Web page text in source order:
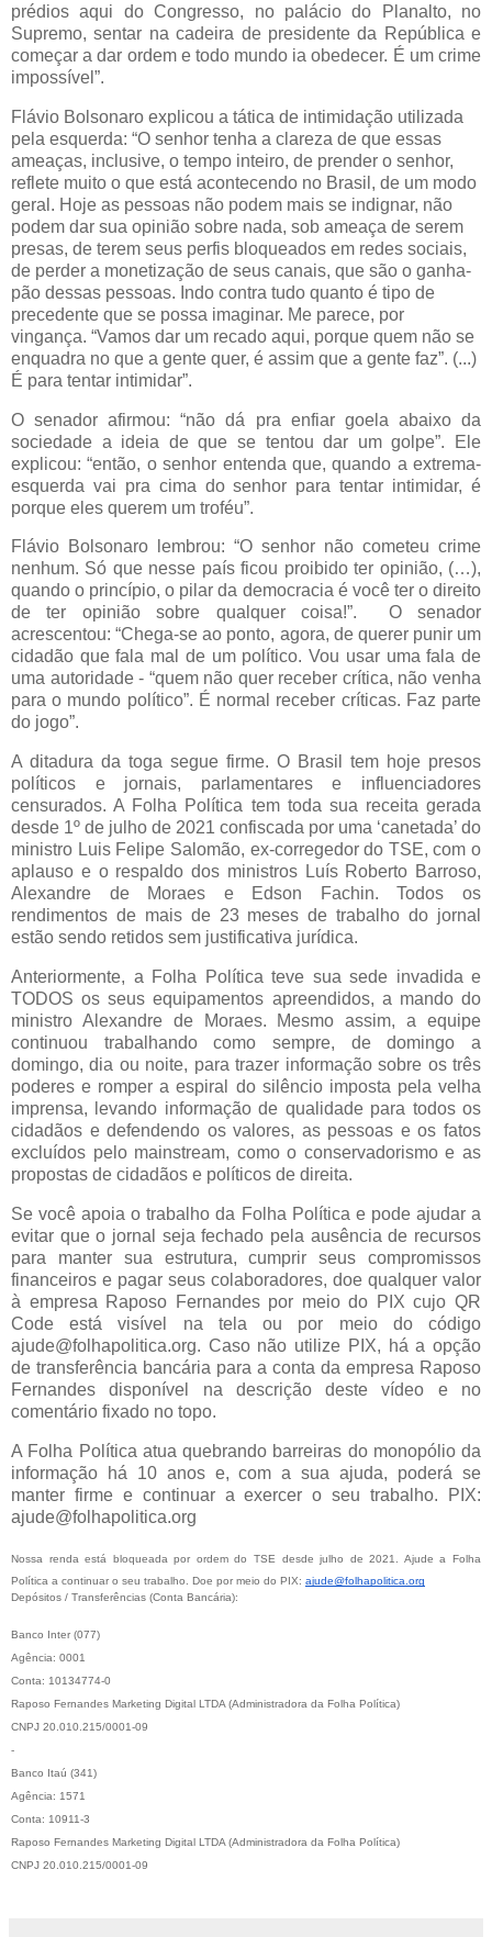
prédios aqui do Congresso, no palácio do Planalto, no
Supremo, sentar na cadeira de presidente da República e
começar a dar ordem e todo mundo ia obedecer. É um crime
impossível”.
Flávio Bolsonaro explicou a tática de intimidação utilizada
pela esquerda: “O senhor tenha a clareza de que essas
ameaças, inclusive, o tempo inteiro, de prender o senhor,
reflete muito o que está acontecendo no Brasil, de um modo
geral. Hoje as pessoas não podem mais se indignar, não
podem dar sua opinião sobre nada, sob ameaça de serem
presas, de terem seus perfis bloqueados em redes sociais,
de perder a monetização de seus canais, que são o ganha-
pão dessas pessoas. Indo contra tudo quanto é tipo de
precedente que se possa imaginar. Me parece, por
vingança. “Vamos dar um recado aqui, porque quem não se
enquadra no que a gente quer, é assim que a gente faz”. (...)
É para tentar intimidar”.
O senador afirmou: “não dá pra enfiar goela abaixo da
sociedade a ideia de que se tentou dar um golpe”. Ele
explicou: “então, o senhor entenda que, quando a extrema-
esquerda vai pra cima do senhor para tentar intimidar, é
porque eles querem um troféu”.
Flávio Bolsonaro lembrou: “O senhor não cometeu crime
nenhum. Só que nesse país ficou proibido ter opinião, (…),
quando o princípio, o pilar da democracia é você ter o direito
de ter opinião sobre qualquer coisa!”. O senador
acrescentou: “Chega-se ao ponto, agora, de querer punir um
cidadão que fala mal de um político. Vou usar uma fala de
uma autoridade - “quem não quer receber crítica, não venha
para o mundo político”. É normal receber críticas. Faz parte
do jogo”.
A ditadura da toga segue firme. O Brasil tem hoje presos
políticos e jornais, parlamentares e influenciadores
censurados. A Folha Política tem toda sua receita gerada
desde 1º de julho de 2021 confiscada por uma ‘canetada’ do
ministro Luis Felipe Salomão, ex-corregedor do TSE, com o
aplauso e o respaldo dos ministros Luís Roberto Barroso,
Alexandre de Moraes e Edson Fachin. Todos os
rendimentos de mais de 23 meses de trabalho do jornal
estão sendo retidos sem justificativa jurídica.
Anteriormente, a Folha Política teve sua sede invadida e
TODOS os seus equipamentos apreendidos, a mando do
ministro Alexandre de Moraes. Mesmo assim, a equipe
continuou trabalhando como sempre, de domingo a
domingo, dia ou noite, para trazer informação sobre os três
poderes e romper a espiral do silêncio imposta pela velha
imprensa, levando informação de qualidade para todos os
cidadãos e defendendo os valores, as pessoas e os fatos
excluídos pelo mainstream, como o conservadorismo e as
propostas de cidadãos e políticos de direita.
Se você apoia o trabalho da Folha Política e pode ajudar a
evitar que o jornal seja fechado pela ausência de recursos
para manter sua estrutura, cumprir seus compromissos
financeiros e pagar seus colaboradores, doe qualquer valor
à empresa Raposo Fernandes por meio do PIX cujo QR
Code está visível na tela ou por meio do código
ajude@folhapolitica.org. Caso não utilize PIX, há a opção
de transferência bancária para a conta da empresa Raposo
Fernandes disponível na descrição deste vídeo e no
comentário fixado no topo.
A Folha Política atua quebrando barreiras do monopólio da
informação há 10 anos e, com a sua ajuda, poderá se
manter firme e continuar a exercer o seu trabalho. PIX:
ajude@folhapolitica.org
Nossa renda está bloqueada por ordem do TSE desde julho de 2021. Ajude a Folha
Política a continuar o seu trabalho. Doe por meio do PIX: ajude@folhapolitica.org
Depósitos / Transferências (Conta Bancária):
Banco Inter (077)
Agência: 0001
Conta: 10134774-0
Raposo Fernandes Marketing Digital LTDA (Administradora da Folha Política)
CNPJ 20.010.215/0001-09
-
Banco Itaú (341)
Agência: 1571
Conta: 10911-3
Raposo Fernandes Marketing Digital LTDA (Administradora da Folha Política)
CNPJ 20.010.215/0001-09